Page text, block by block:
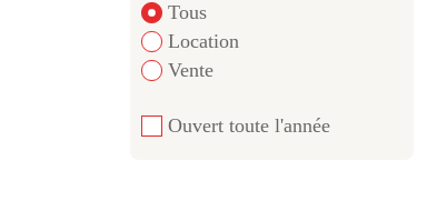
Tous
Location
Vente
Ouvert toute l'année